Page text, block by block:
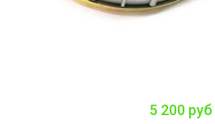
5 200 руб